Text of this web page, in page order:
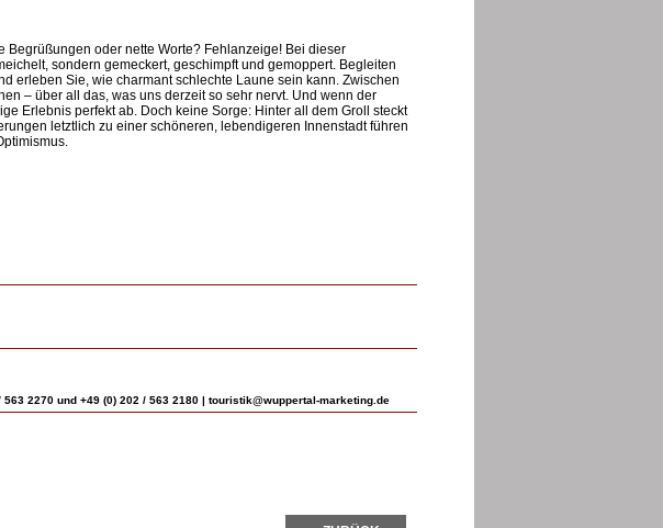
Begrüßungen oder nette Worte? Fehlanzeige! Bei dieser
sondern gemeckert, geschimpft und gemoppert. Begleiten
erleben Sie, wie charmant schlechte Laune sein kann. Zwischen
– über all das, was uns derzeit so sehr nervt. Und wenn der
Erlebnis perfekt ab. Doch keine Sorge: Hinter all dem Groll steckt
letztlich zu einer schöneren, lebendigeren Innenstadt führen
2270 und +49 (0) 202 / 563 2180 | touristik@wuppertal-marketing.de